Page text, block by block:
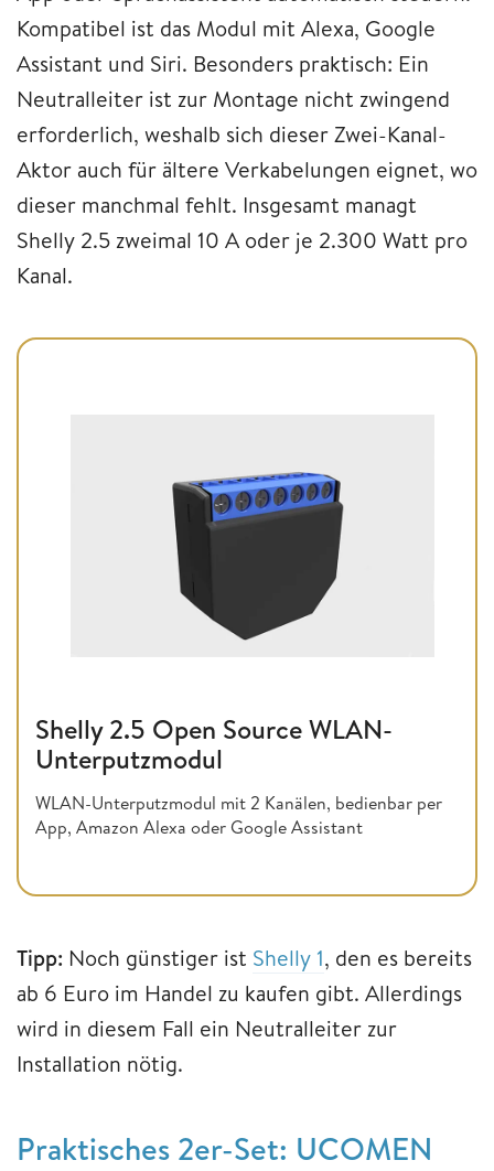
Kompatibel ist das Modul mit Alexa, Google
Assistant und Siri. Besonders praktisch: Ein
Neutralleiter ist zur Montage nicht zwingend
erforderlich, weshalb sich dieser Zwei-Kanal-
Aktor auch für ältere Verkabelungen eignet, wo
dieser manchmal fehlt. Insgesamt managt
Shelly 2.5 zweimal 10 A oder je 2.300 Watt pro
Kanal.
Shelly 2.5 Open Source WLAN-
Unterputzmodul
WLAN-Unterputzmodul mit 2 Kanälen, bedienbar per
App, Amazon Alexa oder Google Assistant
Tipp: Noch günstiger ist Shelly 1, den es bereits
ab 6 Euro im Handel zu kaufen gibt. Allerdings
wird in diesem Fall ein Neutralleiter zur
Installation nötig.
Praktisches 2er-Set: UCOMEN